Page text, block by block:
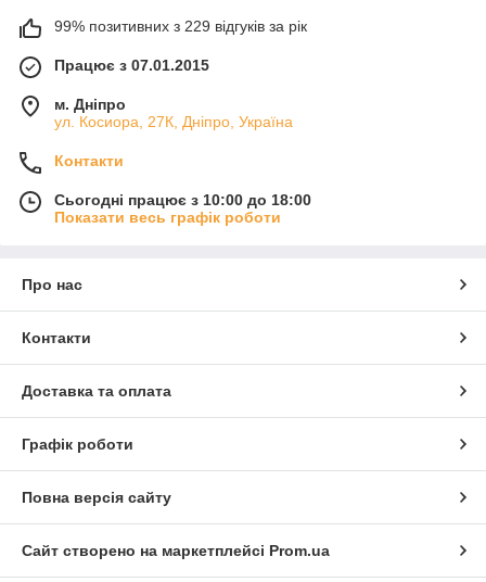
99% позитивних з 229 відгуків за рік
Працює з 07.01.2015
м. Дніпро
ул. Косиора, 27К, Дніпро, Україна
Контакти
Сьогодні працює з 10:00 до 18:00
Показати весь графік роботи
Про нас
Контакти
Доставка та оплата
Графік роботи
Повна версія сайту
Сайт створено на маркетплейсі Prom.ua